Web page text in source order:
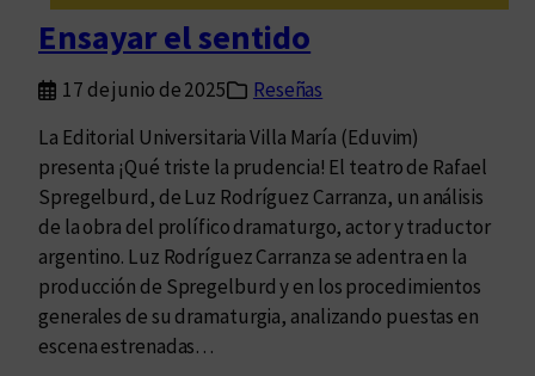
Ensayar el sentido
17 de junio de 2025
Reseñas
La Editorial Universitaria Villa María (Eduvim)
presenta ¡Qué triste la prudencia! El teatro de Rafael
Spregelburd, de Luz Rodríguez Carranza, un análisis
de la obra del prolífico dramaturgo, actor y traductor
argentino. Luz Rodríguez Carranza se adentra en la
producción de Spregelburd y en los procedimientos
generales de su dramaturgia, analizando puestas en
escena estrenadas…